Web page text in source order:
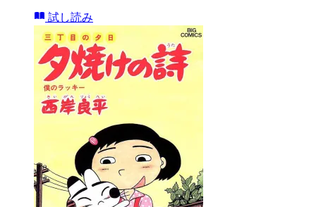
試し読み